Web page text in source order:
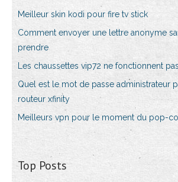
Meilleur skin kodi pour fire tv stick
Comment envoyer une lettre anonyme
prendre
Les chaussettes vip72 ne fonctionnent pas
Quel est le mot de passe administrateur
routeur xfinity
Meilleurs vpn pour le moment du pop-
Top Posts